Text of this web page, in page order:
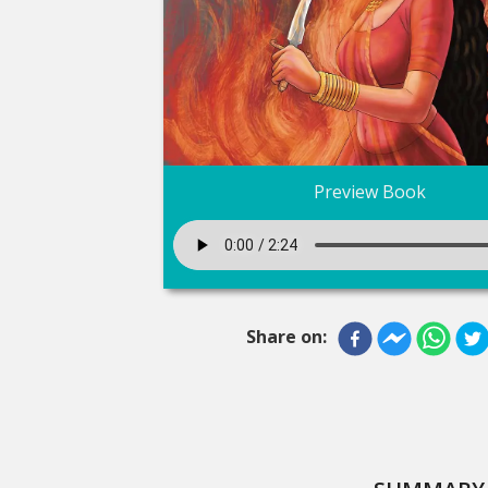
Preview Book
Share on: